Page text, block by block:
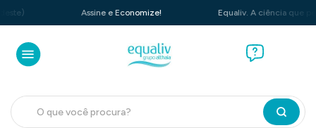
Assine e Economize! Equaliv. A ciência que
O que você procura?